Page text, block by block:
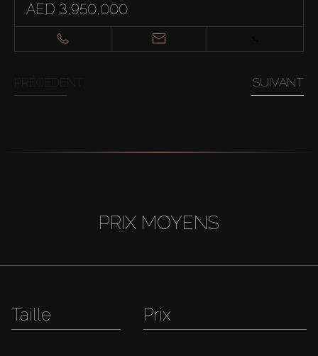
AED 3,950,000
SUIVANT
PRIX MOYENS
Taille Prix